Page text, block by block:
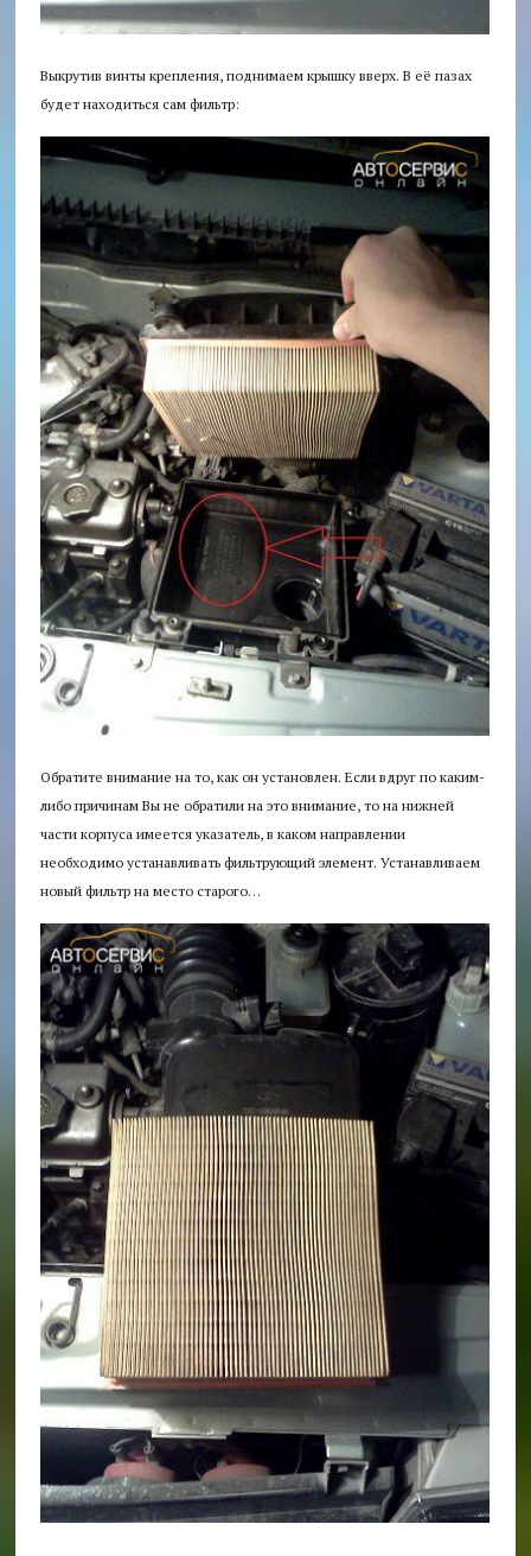
Выкрутив винты крепления, поднимаем крышку вверх. В её пазах
будет находиться сам фильтр:
Обратите внимание на то, как он установлен. Если вдруг по каким-
либо причинам Вы не обратили на это внимание, то на нижней
части корпуса имеется указатель, в каком направлении
необходимо устанавливать фильтрующий элемент. Устанавливаем
новый фильтр на место старого…